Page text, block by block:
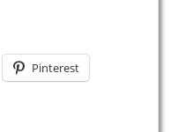
Pinterest